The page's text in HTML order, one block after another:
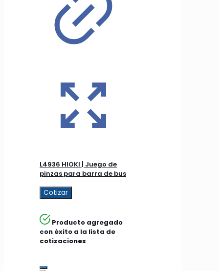
L4936 HIOKI | Juego de
pinzas para barra de bus
Cotizar
Producto agregado
con éxito a la lista de
cotizaciones